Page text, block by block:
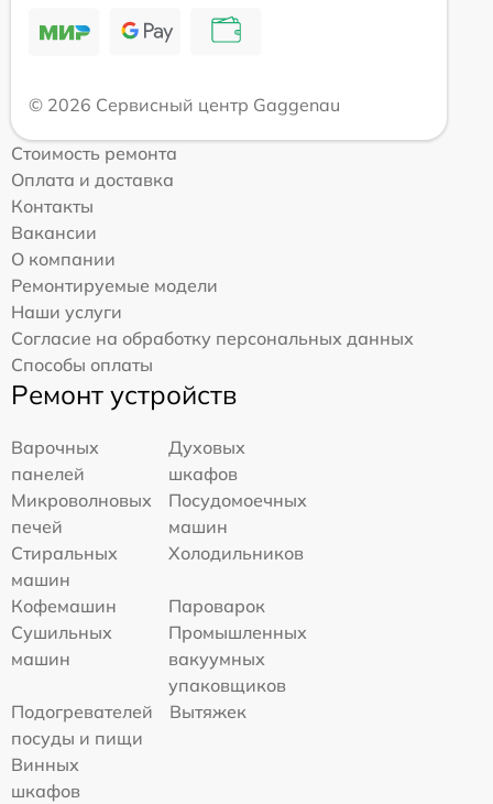
© 2026 Сервисный центр Gaggenau
Стоимость ремонта
Оплата и доставка
Контакты
Вакансии
О компании
Ремонтируемые модели
Наши услуги
Согласие на обработку персональных данных
Способы оплаты
Ремонт устройств
Варочных
панелей
Духовых
шкафов
Микроволновых
печей
Посудомоечных
машин
Стиральных
машин
Холодильников
Кофемашин
Пароварок
Сушильных
машин
Промышленных
вакуумных
упаковщиков
Подогревателей
посуды и пищи
Вытяжек
Винных
шкафов